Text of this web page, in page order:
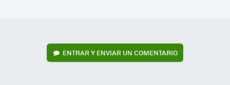
ENTRAR Y ENVIAR UN COMENTARIO